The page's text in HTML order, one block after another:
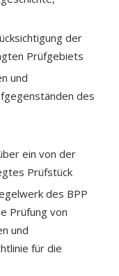
der
Prüfgebiets
und
des
ein von der
Prüfstück
des BPP
Prüfung von
und
für die